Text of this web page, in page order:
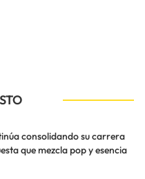
consolidando su carrera
que mezcla pop y esencia